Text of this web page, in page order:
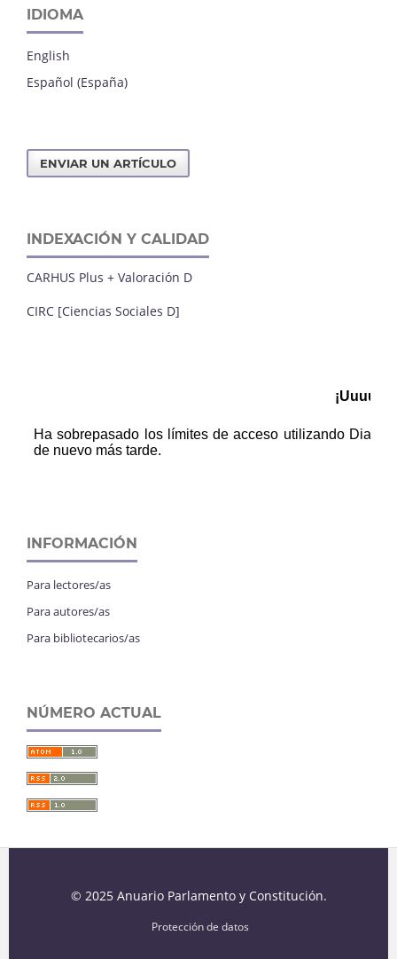
IDIOMA
English
Español (España)
ENVIAR UN ARTÍCULO
INDEXACIÓN Y CALIDAD
CARHUS Plus + Valoración D
CIRC [Ciencias Sociales D]
INFORMACIÓN
Para lectores/as
Para autores/as
Para bibliotecarios/as
NÚMERO ACTUAL
© 2025 Anuario Parlamento y Constitución.
Protección de datos